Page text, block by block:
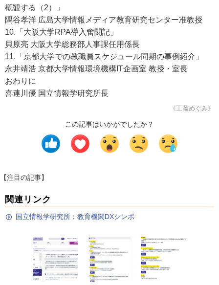
概観する（2）」
隅谷孝洋 広島大学情報メディア教育研究センター准教授
10.「大阪大学RPA導入奮闘記」
貝原亮 大阪大学総務部人事課任用係長
11.「京都大学での教職員スケジュール同期の事例紹介」
永井靖浩 京都大学情報環境機構IT企画室 教授・室長
おわりに
喜連川優 国立情報学研究所長
《工藤めぐみ》
この記事はいかがでしたか？
【注目の記事】
関連リンク
国立情報学研究所：教育機関DXシンポ